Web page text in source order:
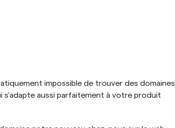
impossible de trouver des domaines
aussi parfaitement à votre produit